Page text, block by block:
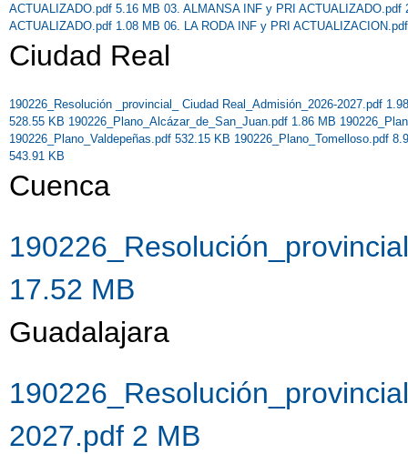
ACTUALIZADO.pdf 5.16 MB 03. ALMANSA INF y PRI
ACTUALIZADO.pdf 1.08 MB 06. LA RODA INF y PRI
Ciudad Real
190226_Resolución _provincial_ Ciudad Real_Admisión_2026-2027.pdf
528.55 KB 190226_Plano_Alcázar_de_San_Juan.pdf 1.86 MB
190226_Plano_Valdepeñas.pdf 532.15 KB 190226_Plano_Tomelloso.pdf
543.91 KB
Cuenca
17.52 MB
Guadalajara
2027.pdf 2 MB